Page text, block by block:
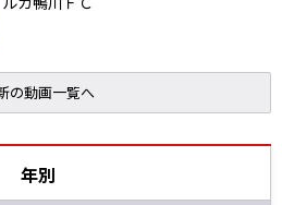
の動画一覧へ
年別